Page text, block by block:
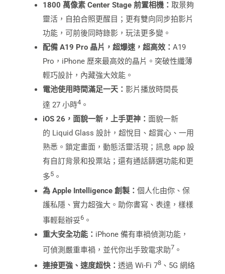
1800 萬像素 Center Stage 前置相機： 取景夠
靈活，自拍合照更醒目；更有雙向同步拍影片
功能，可前後同時錄影，玩法更多變。
配備 A19 Pro 晶片，超爆速，超高效： A19
Pro，iPhone 歷來最高效的晶片。突破性纖薄
輕巧設計，內藏強大效能。
電池使用時間滿足一天： 影片播放時間長
達 27 小時4 。
iOS 26 ，面貌一新，上手更神： 面貌一新
的 Liquid Glass 設計，超悅目、超賞心、一用
熟悉。鎖定畫面，動態活靈活現；訊息 app 設
有自訂背景和投票站；還有通話篩選功能和更
多5 。
為 Apple Intelligence 創製： 個人化由你、保
護私隱、實力超強大。助你書寫、表達，樣樣
事輕鬆辦妥6 。
重大安全功能： iPhone 備有車禍偵測功能，
可偵測嚴重車禍，並代你出手致電求助7 。
連接更強、速度超快： 透過 Wi‑Fi 78 、5G 網絡